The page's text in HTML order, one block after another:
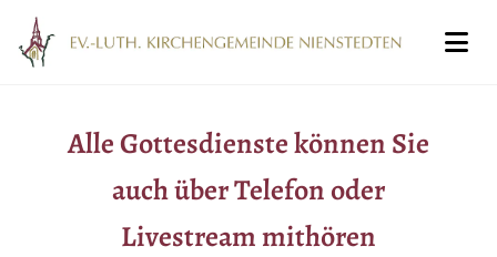
Alle Gottesdienste können Sie
auch über Telefon oder
Livestream mithören